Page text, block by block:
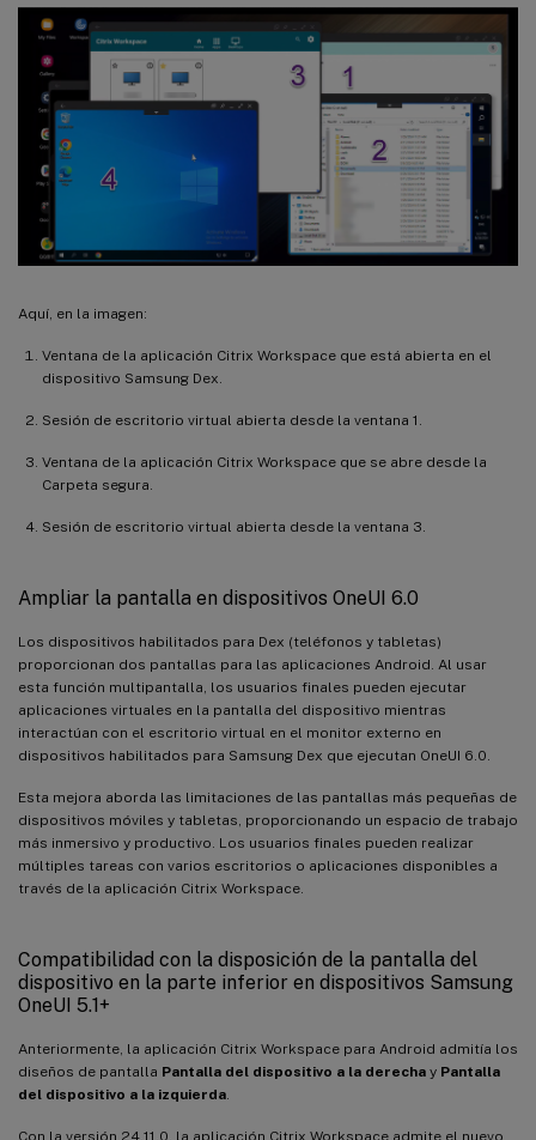
Aquí, en la imagen:
Ventana de la aplicación Citrix Workspace que está abierta en el
dispositivo Samsung Dex.
Sesión de escritorio virtual abierta desde la ventana 1.
Ventana de la aplicación Citrix Workspace que se abre desde la
Carpeta segura.
Sesión de escritorio virtual abierta desde la ventana 3.
Ampliar la pantalla en dispositivos OneUI 6.0
Los dispositivos habilitados para Dex (teléfonos y tabletas)
proporcionan dos pantallas para las aplicaciones Android. Al usar
esta función multipantalla, los usuarios finales pueden ejecutar
aplicaciones virtuales en la pantalla del dispositivo mientras
interactúan con el escritorio virtual en el monitor externo en
dispositivos habilitados para Samsung Dex que ejecutan OneUI 6.0.
Esta mejora aborda las limitaciones de las pantallas más pequeñas de
dispositivos móviles y tabletas, proporcionando un espacio de trabajo
más inmersivo y productivo. Los usuarios finales pueden realizar
múltiples tareas con varios escritorios o aplicaciones disponibles a
través de la aplicación Citrix Workspace.
Compatibilidad con la disposición de la pantalla del
dispositivo en la parte inferior en dispositivos Samsung
OneUI 5.1+
Anteriormente, la aplicación Citrix Workspace para Android admitía los
diseños de pantalla Pantalla del dispositivo a la derecha y Pantalla
del dispositivo a la izquierda.